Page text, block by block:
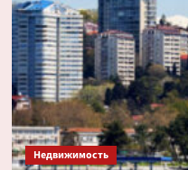
Недвижимость